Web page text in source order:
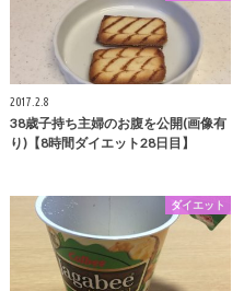
2017.2.8
38歳子持ち主婦のお腹を公開(画像有
り)【8時間ダイエット28日目】
ダイエット